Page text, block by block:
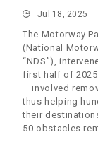
Jul 18, 2025
The Motorway
(National
“NDS”),
first half of
– involved
thus helping
their
50 obstacles